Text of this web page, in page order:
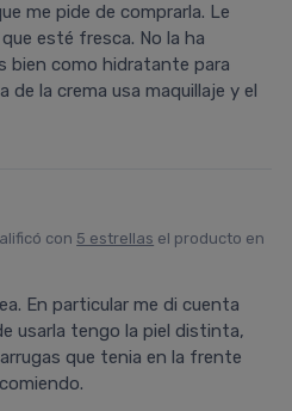
me pide de comprarla. Le
esté fresca. No la ha
bien como hidratante para
de la crema usa maquillaje y el
con 5 estrellas el producto en
En particular me di cuenta
usarla tengo la piel distinta,
que tenia en la frente